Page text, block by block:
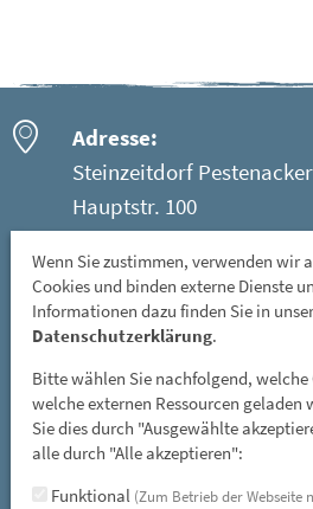
Adresse:
Steinzeitdorf Pestenacker
Hauptstr. 100
Öffnungszeiten:
Mittwoch: 08 - 12 Uhr
Freitag, Samstag und
GESCHLOSSEN: vom 01.
und an allen
E-Mail:
Wenn Sie zustimmen, verwenden wir
Cookies und binden externe Dienste
Informationen dazu finden Sie in
Datenschutzerklärung.
Bitte wählen Sie nachfolgend, welche
welche externen Ressourcen geladen
Sie dies durch "Ausgewählte
alle durch "Alle akzeptieren":
Funktional (Zum Betrieb der Webseite